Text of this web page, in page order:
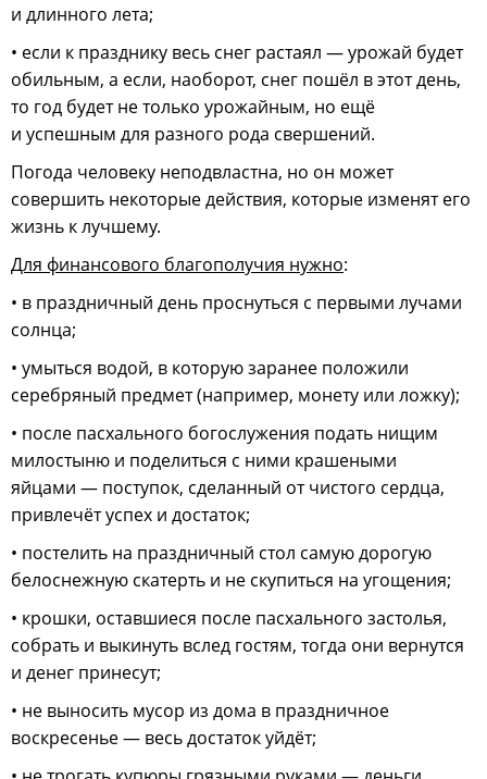
и длинного лета;
• если к празднику весь снег растаял — урожай будет
обильным, а если, наоборот, снег пошёл в этот день,
то год будет не только урожайным, но ещё
и успешным для разного рода свершений.
Погода человеку неподвластна, но он может
совершить некоторые действия, которые изменят его
жизнь к лучшему.
Для финансового благополучия нужно:
• в праздничный день проснуться с первыми лучами
солнца;
• умыться водой, в которую заранее положили
серебряный предмет (например, монету или ложку);
• после пасхального богослужения подать нищим
милостыню и поделиться с ними крашеными
яйцами — поступок, сделанный от чистого сердца,
привлечёт успех и достаток;
• постелить на праздничный стол самую дорогую
белоснежную скатерть и не скупиться на угощения;
• крошки, оставшиеся после пасхального застолья,
собрать и выкинуть вслед гостям, тогда они вернутся
и денег принесут;
• не выносить мусор из дома в праздничное
воскресенье — весь достаток уйдёт;